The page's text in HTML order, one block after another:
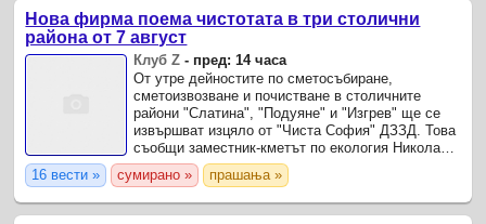
Нова фирма поема чистотата в три столични
района от 7 август
Клуб Z - пред: 14 часа
От утре дейностите по сметосъбиране,
сметоизвозване и почистване в столичните
райони "Слатина", "Подуяне" и "Изгрев" ще се
извършват изцяло от "Чиста София" ДЗЗД. Това
съобщи заместник-кметът по екология Николай
Неделков при подписването на договора за
чистота в т.нар. Зона 3.
16 вести » сумирано » прашања »